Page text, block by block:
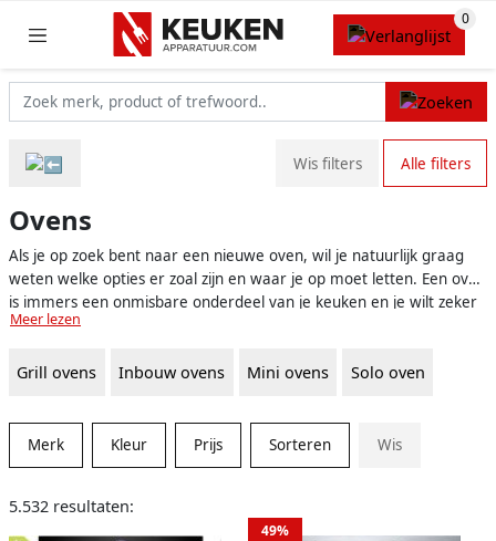
Wis filters Alle filters
Ovens
Als je op zoek bent naar een nieuwe oven, wil je natuurlijk graag
weten welke opties er zoal zijn en waar je op moet letten. Een oven
is immers een onmisbare onderdeel van je keuken en je wilt zeker
weten dat je de juiste keuze maakt. Gelukkig zijn er veel
is dat aan jouw wensen en eisen voldoet. Zo zijn er traditionele
pyrolyse functie.
Meer lezen
Grill ovens Inbouw ovens Mini ovens Solo oven
Merk Kleur Prijs Sorteren Wis
5.532 resultaten:
49%